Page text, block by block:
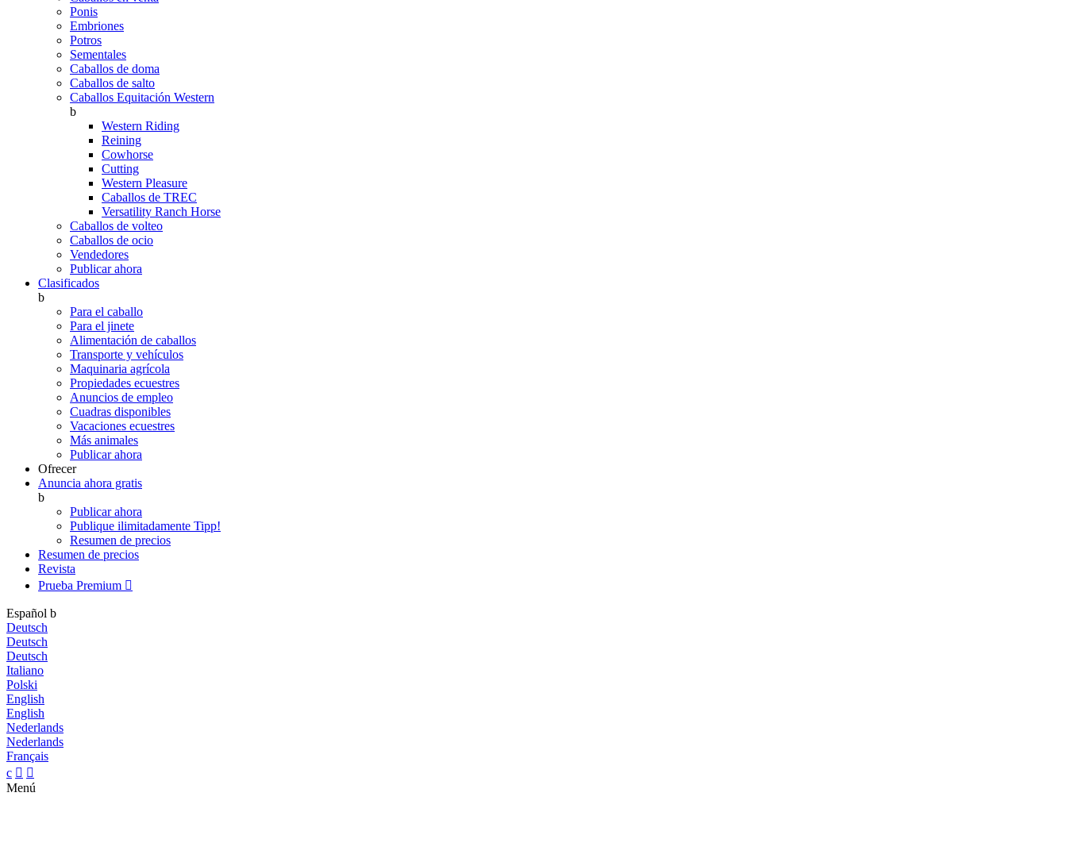
Ponis
Embriones
Potros
Sementales
Caballos de doma
Caballos de salto
Caballos Equitación Western
b
Western Riding
Reining
Cowhorse
Cutting
Western Pleasure
Caballos de TREC
Versatility Ranch Horse
Caballos de volteo
Caballos de ocio
Vendedores
Publicar ahora
Clasificados
b
Para el caballo
Para el jinete
Alimentación de caballos
Transporte y vehículos
Maquinaria agrícola
Propiedades ecuestres
Anuncios de empleo
Cuadras disponibles
Vacaciones ecuestres
Más animales
Publicar ahora
Ofrecer
Anuncia ahora gratis
b
Publicar ahora
Publique ilimitadamente Tipp!
Resumen de precios
Resumen de precios
Revista
Prueba Premium 
Español b
Deutsch
Deutsch
Deutsch
Italiano
Polski
English
English
Nederlands
Nederlands
Français
c  
Menú